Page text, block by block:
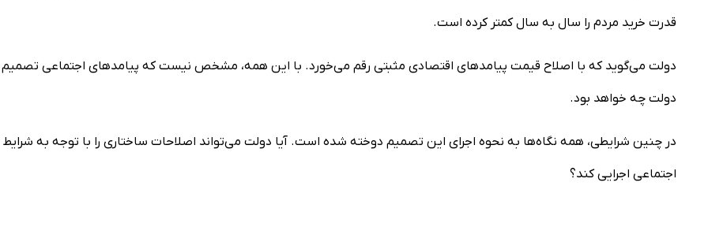
قدرت خرید مردم را سال به سال کمتر کرده است.
دولت می‌گوید که با اصلاح قیمت پیامدهای اقتصادی مثبتی رقم می‌خورد. با این همه، مشخص نیست که پیامدهای اجتماعی تصمیم
دولت چه خواهد بود.
در چنین شرایطی، همه نگاه‌ها به نحوه اجرای این تصمیم دوخته شده است. آیا دولت می‌تواند اصلاحات ساختاری را با توجه به شرایط
اجتماعی اجرایی کند؟